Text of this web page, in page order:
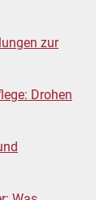
zur
Drohen